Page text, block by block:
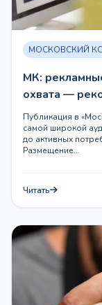
МОСКОВСКИЙ
МК:
охвата —
Публикация в
самой широкой
до активных
Размещение…
Читать